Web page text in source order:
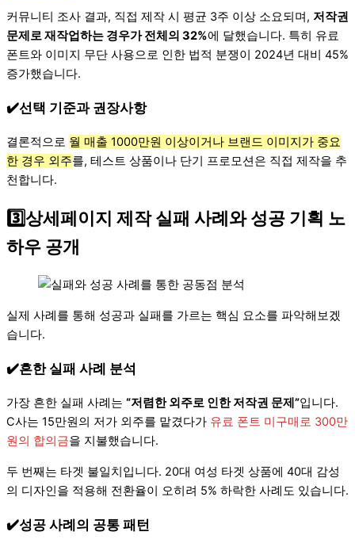
커뮤니티 조사 결과, 직접 제작 시 평균 3주 이상 소요되며, 저작권
문제로 재작업하는 경우가 전체의 32%에 달했습니다. 특히 유료
폰트와 이미지 무단 사용으로 인한 법적 분쟁이 2024년 대비 45%
증가했습니다.
✔️선택 기준과 권장사항
결론적으로 월 매출 1000만원 이상이거나 브랜드 이미지가 중요
한 경우 외주를, 테스트 상품이나 단기 프로모션은 직접 제작을 추
천합니다.
3️⃣상세페이지 제작 실패 사례와 성공 기획 노
하우 공개
실제 사례를 통해 성공과 실패를 가르는 핵심 요소를 파악해보겠
습니다.
✔️흔한 실패 사례 분석
가장 흔한 실패 사례는 “저렴한 외주로 인한 저작권 문제”입니다.
C사는 15만원의 저가 외주를 맡겼다가 유료 폰트 미구매로 300만
원의 합의금을 지불했습니다.
두 번째는 타겟 불일치입니다. 20대 여성 타겟 상품에 40대 감성
의 디자인을 적용해 전환율이 오히려 5% 하락한 사례도 있습니다.
✔️성공 사례의 공통 패턴